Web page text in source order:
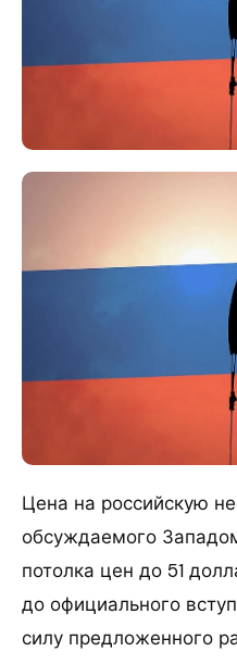
Цена на российскую
обсуждаемого
потолка цен до 51
до официального
силу предложенного